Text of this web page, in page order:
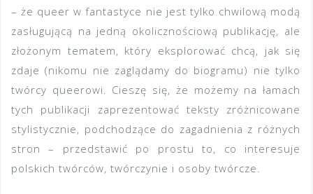
– że queer w fantastyce nie jest tylko chwilową modą
zasługującą na jedną okolicznościową publikację, ale
złożonym tematem, który eksplorować chcą, jak się
zdaje (nikomu nie zaglądamy do biogramu) nie tylko
twórcy queerowi. Cieszę się, że możemy na łamach
tych publikacji zaprezentować teksty zróżnicowane
stylistycznie, podchodzące do zagadnienia z różnych
stron – przedstawić po prostu to, co interesuje
polskich twórców, twórczynie i osoby twórcze.